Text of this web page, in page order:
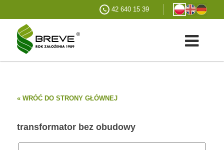
42 640 15 39
« WRÓĆ DO STRONY GŁÓWNEJ
transformator bez obudowy